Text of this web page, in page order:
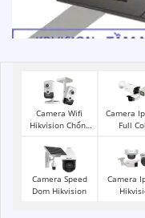
Camera Wifi
Hikvision Chống
Camera
Full
Camera Speed
Dom Hikvision
Camera